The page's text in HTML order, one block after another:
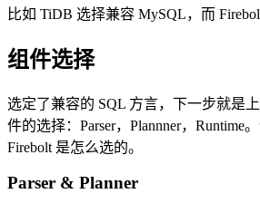
比如 TiDB 选择兼容 MySQL，而
组件选择
选定了兼容的 SQL 方言，下一步就是
件的选择：Parser，Plannner，Runtime
Firebolt 是怎么选的。
Parser & Planner